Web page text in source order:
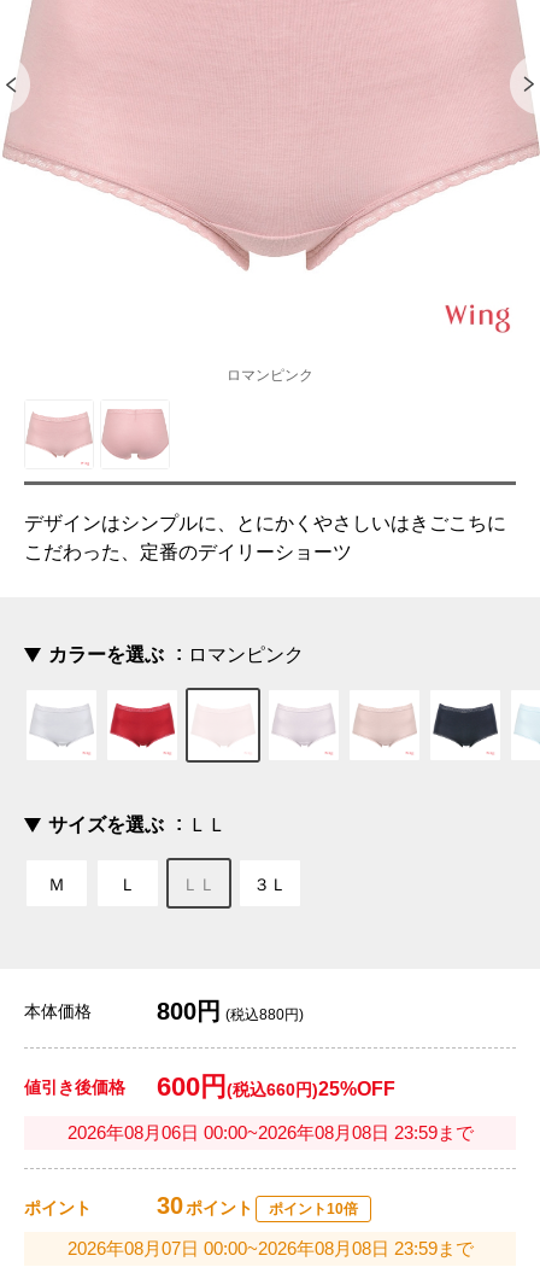
ロマンピンク
デザインはシンプルに、とにかくやさしいはきごこちに
こだわった、定番のデイリーショーツ
カラーを選ぶ ロマンピンク
サイズを選ぶ ＬＬ
Ｍ Ｌ ＬＬ ３Ｌ
本体価格 800円 (税込880円)
値引き後価格 600円 (税込660円)25%OFF
2026年08月06日 00:00~2026年08月08日 23:59まで
ポイント 30ポイント ポイント10倍
2026年08月07日 00:00~2026年08月08日 23:59まで